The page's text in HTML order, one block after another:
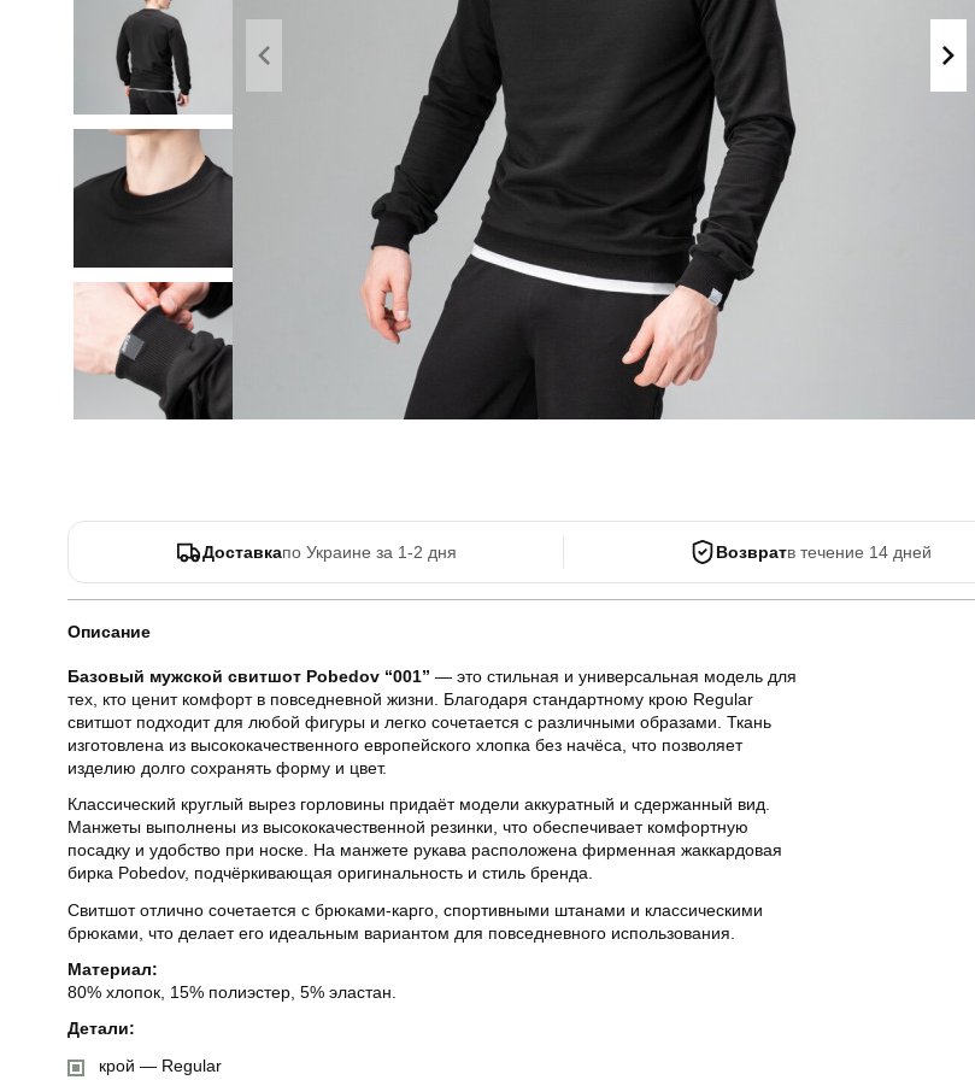
Літні комплекти
Боди
Доставкапо Украине за 1-2 дня Возвратв течение 14 дней
Описание
Базовый мужской свитшот Pobedov “001” — это стильная и универсальная модель для
тех, кто ценит комфорт в повседневной жизни. Благодаря стандартному крою Regular
свитшот подходит для любой фигуры и легко сочетается с различными образами. Ткань
изготовлена из высококачественного европейского хлопка без начёса, что позволяет
изделию долго сохранять форму и цвет.
Классический круглый вырез горловины придаёт модели аккуратный и сдержанный вид.
Манжеты выполнены из высококачественной резинки, что обеспечивает комфортную
посадку и удобство при носке. На манжете рукава расположена фирменная жаккардовая
бирка Pobedov, подчёркивающая оригинальность и стиль бренда.
Свитшот отлично сочетается с брюками-карго, спортивными штанами и классическими
брюками, что делает его идеальным вариантом для повседневного использования.
Материал:
80% хлопок, 15% полиэстер, 5% эластан.
Детали:
крой — Regular